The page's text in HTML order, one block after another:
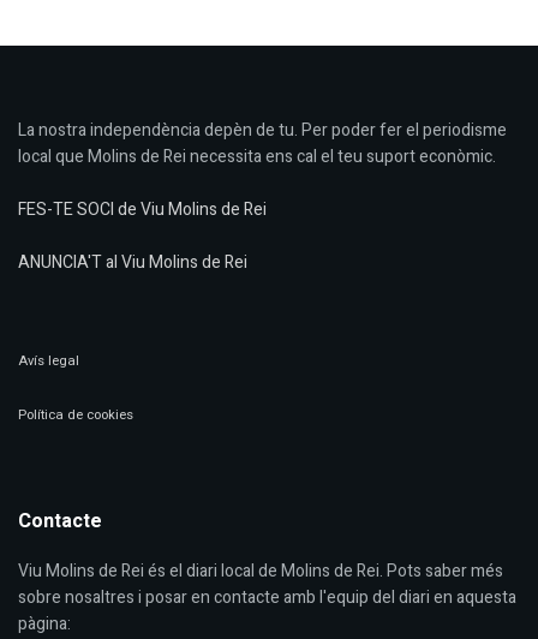
La nostra independència depèn de tu. Per poder fer el periodisme
local que Molins de Rei necessita ens cal el teu suport econòmic.
FES-TE SOCI de Viu Molins de Rei
ANUNCIA'T al Viu Molins de Rei
Avís legal
Política de cookies
Contacte
Viu Molins de Rei és el diari local de Molins de Rei. Pots saber més
sobre nosaltres i posar en contacte amb l'equip del diari en aquesta
pàgina: